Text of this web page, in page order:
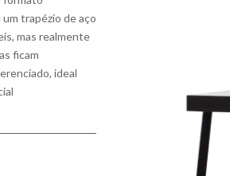
trapézio de aço
mas realmente
ficam
ideal